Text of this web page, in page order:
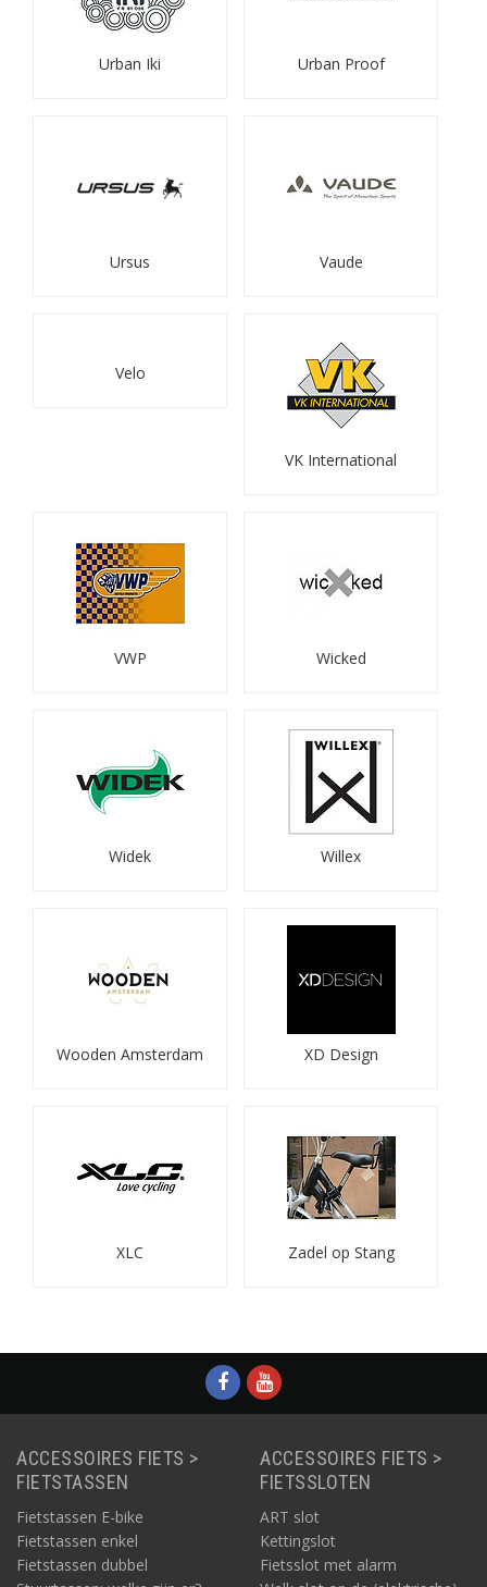
Urban Iki Urban Proof
Ursus Vaude
Velo
VK International
VWP Wicked
Widek Willex
Wooden Amsterdam XD Design
XLC Zadel op Stang
ACCESSOIRES FIETS >
FIETSTASSEN
Fietstassen E-bike
Fietstassen enkel
Fietstassen dubbel
ACCESSOIRES FIETS >
FIETSSLOTEN
ART slot
Kettingslot
Fietsslot met alarm